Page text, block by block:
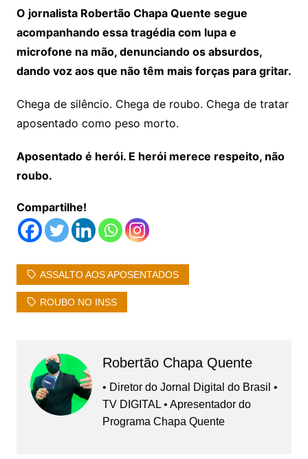
O jornalista Robertão Chapa Quente segue
acompanhando essa tragédia com lupa e
microfone na mão, denunciando os absurdos,
dando voz aos que não têm mais forças para gritar.
Chega de silêncio. Chega de roubo. Chega de tratar
aposentado como peso morto.
Aposentado é herói. E herói merece respeito, não
roubo.
Compartilhe!
ASSALTO AOS APOSENTADOS
ROUBO NO INSS
Robertão Chapa Quente
• Diretor do Jornal Digital do Brasil •
TV DIGITAL • Apresentador do
Programa Chapa Quente